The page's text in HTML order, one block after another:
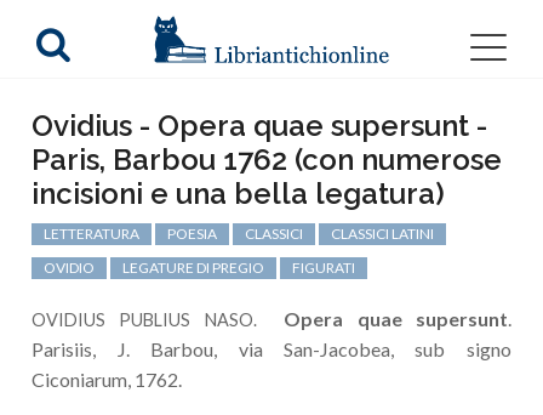
Ovidius - Opera quae supersunt -
Paris, Barbou 1762 (con numerose
incisioni e una bella legatura)
LETTERATURA POESIA CLASSICI
CLASSICI LATINI
OVIDIO
LEGATURE DI PREGIO FIGURATI
OVIDIUS PUBLIUS NASO. Opera quae supersunt.
Parisiis, J. Barbou, via San-Jacobea, sub signo
Ciconiarum, 1762.